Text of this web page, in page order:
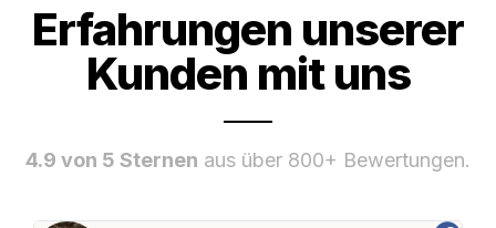
Erfahrungen unserer
Kunden mit uns
4.9 von 5 Sternen aus über 800+ Bewertungen.